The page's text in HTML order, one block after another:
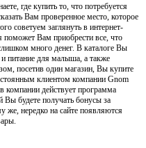
где купить то, что потребуется
Вам проверенное место, которое
советуем заглянуть в интернет-
поможет Вам приобрести все, что
много денег. В каталоге Вы
и питание для малыша, а также
посетив один магазин, Вы купите
клиентом компании Gnom
компании действует программа
Вы будете получать бонусы за
нередко на сайте появляются